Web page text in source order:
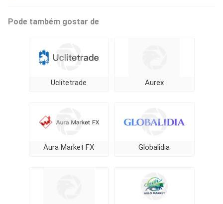
Pode também gostar de
Uclitetrade Aurex
Aura Market FX Globalidia